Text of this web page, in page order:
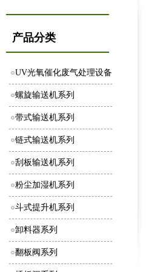
产品分类
UV光氧催化废气处理设备
螺旋输送机系列
带式输送机系列
链式输送机系列
刮板输送机系列
粉尘加湿机系列
斗式提升机系列
卸料器系列
翻板阀系列